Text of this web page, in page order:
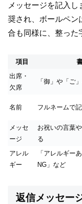
メッセージを記入
奨され、ボールペン
合も同様に、整った
項目
出席・
欠席
「御」や「ご
名前 フルネームで
メッセ
ージ
お祝いの言葉
る
アレル
ギー
「アレルギー
NG」など
返信メッセー